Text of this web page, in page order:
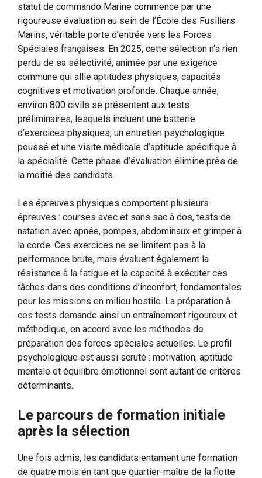
statut de commando Marine commence par une
rigoureuse évaluation au sein de l’École des Fusiliers
Marins, véritable porte d’entrée vers les Forces
Spéciales françaises. En 2025, cette sélection n’a rien
perdu de sa sélectivité, animée par une exigence
commune qui allie aptitudes physiques, capacités
cognitives et motivation profonde. Chaque année,
environ 800 civils se présentent aux tests
préliminaires, lesquels incluent une batterie
d’exercices physiques, un entretien psychologique
poussé et une visite médicale d’aptitude spécifique à
la spécialité. Cette phase d’évaluation élimine près de
la moitié des candidats.
Les épreuves physiques comportent plusieurs
épreuves : courses avec et sans sac à dos, tests de
natation avec apnée, pompes, abdominaux et grimper à
la corde. Ces exercices ne se limitent pas à la
performance brute, mais évaluent également la
résistance à la fatigue et la capacité à exécuter ces
tâches dans des conditions d’inconfort, fondamentales
pour les missions en milieu hostile. La préparation à
ces tests demande ainsi un entraînement rigoureux et
méthodique, en accord avec les méthodes de
préparation des forces spéciales actuelles. Le profil
psychologique est aussi scruté : motivation, aptitude
mentale et équilibre émotionnel sont autant de critères
déterminants.
Le parcours de formation initiale
après la sélection
Une fois admis, les candidats entament une formation
de quatre mois en tant que quartier-maître de la flotte